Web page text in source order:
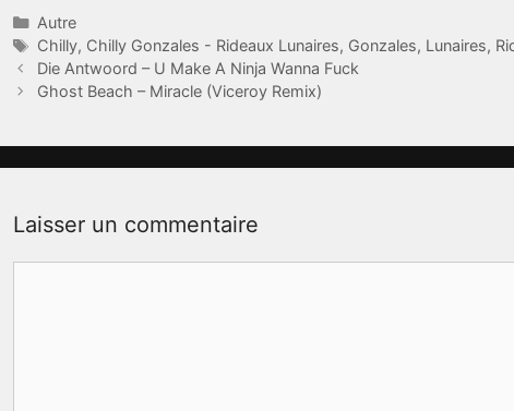
Catégories
Autre
Étiquettes
Chilly, Chilly Gonzales - Rideaux Lunaires, Gonzales, Lunaires,
Die Antwoord – U Make A Ninja Wanna Fuck
Ghost Beach – Miracle (Viceroy Remix)
Laisser un commentaire